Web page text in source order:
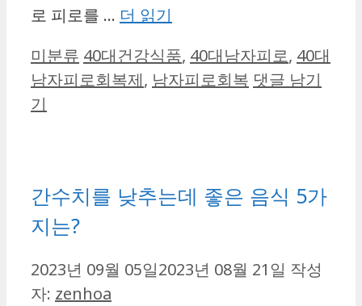
로 피로를 … 더 읽기
카
테
고
미분류 태
그
40대건강식품, 40대남자피로, 40대
남자피로회복제, 남자피로회복 댓글 남기
기
간수치를 낮추는데 좋은 음식 5가
지는?
2023년 09월 05일2023년 08월 21일 작성
자: zenhoa